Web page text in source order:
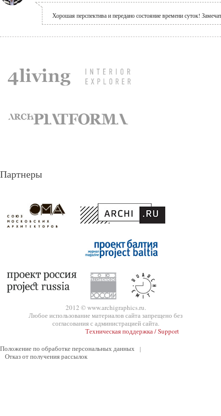
Хорошая перспектива и передано состояние времени суток!
Партнеры
2012 © www.archigraphics.ru.
Любое использование материалов сайта запрещено без
согласования с администрацией сайта.
Техническая поддержка / Support
Положение по обработке персональных данных
|
Отказ от получения рассылок